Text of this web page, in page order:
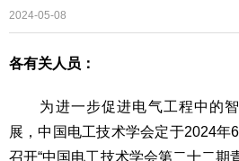
2024-05-08
各有关人员：
为进一步促进电气工程中的智
展，中国电工技术学会定于2024年
召开“中国电工技术学会第二十二期